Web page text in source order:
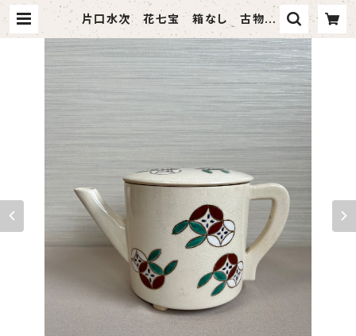
片口水次 花七宝 箱なし 古物 |
茶道具 静月堂